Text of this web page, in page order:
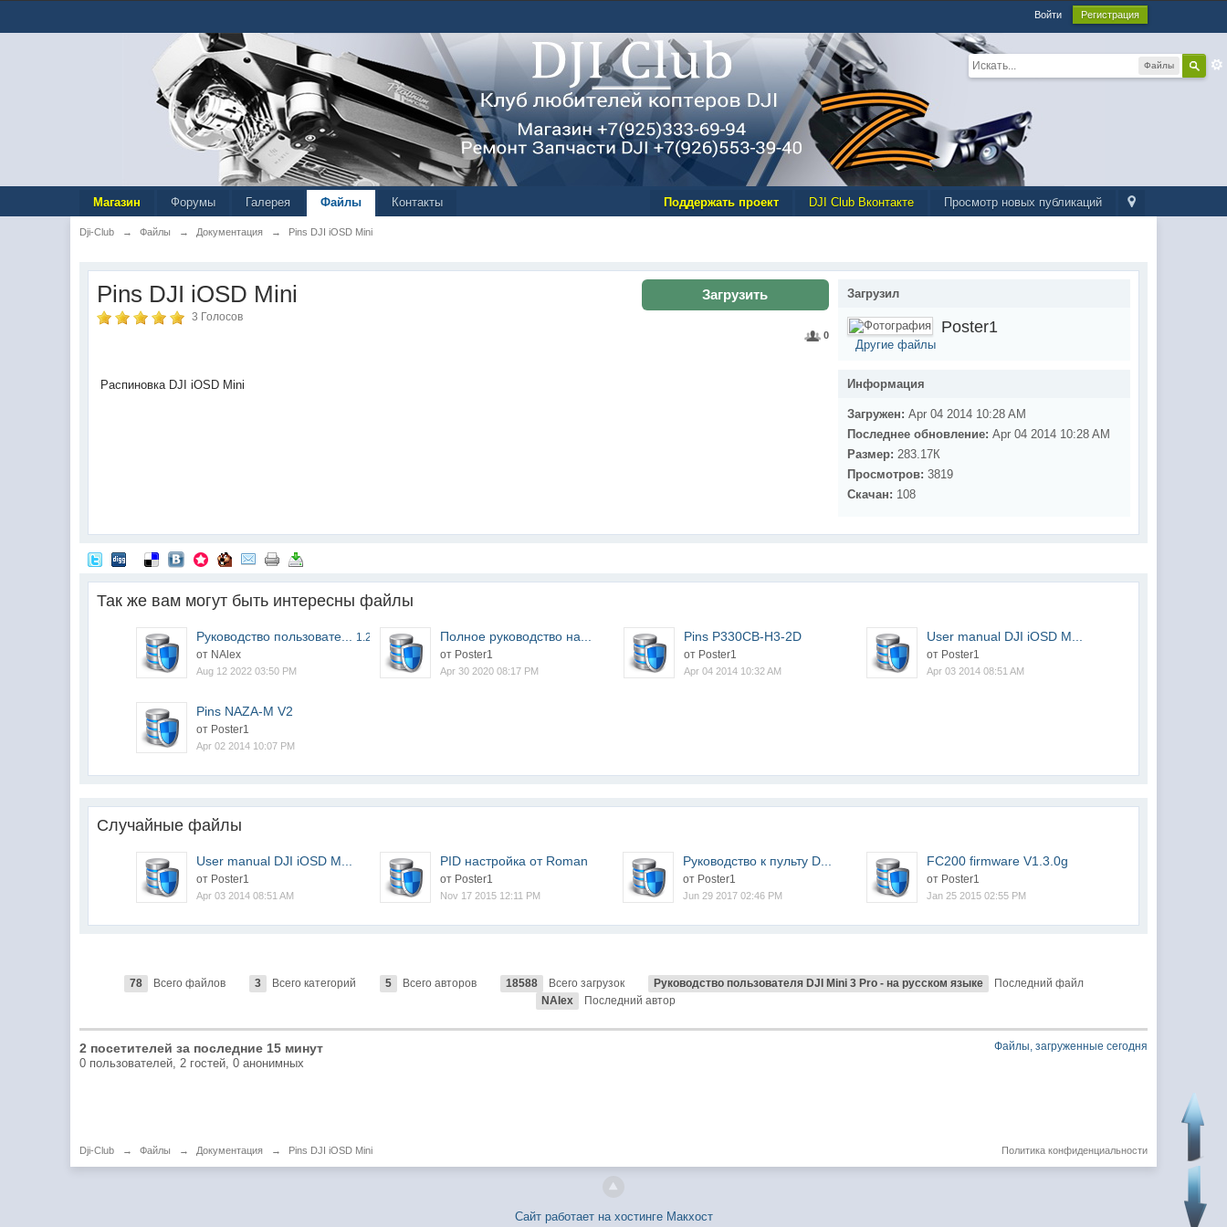
Войти Регистрация
Файлы
Просмотр новых публикаций
DJI Club Вконтакте
Поддержать проект
Магазин Форумы Галерея Файлы Контакты
Dji-Club → Файлы → Документация → Pins DJI iOSD Mini
Загрузил
Poster1
Другие файлы
Информация
Загружен: Apr 04 2014 10:28 AM
Последнее обновление: Apr 04 2014 10:28 AM
Размер: 283.17К
Просмотров: 3819
Скачан: 108
Загрузить
Pins DJI iOSD Mini
3 Голосов
0
Распиновка DJI iOSD Mini
Так же вам могут быть интересны файлы
Руководство пользовате...
1.2
от NAlex
Aug 12 2022 03:50 PM
Полное руководство на...
от Poster1
Apr 30 2020 08:17 PM
Pins P330CB-H3-2D
от Poster1
Apr 04 2014 10:32 AM
User manual DJI iOSD M...
от Poster1
Apr 03 2014 08:51 AM
Pins NAZA-M V2
от Poster1
Apr 02 2014 10:07 PM
Случайные файлы
User manual DJI iOSD M...
от Poster1
Apr 03 2014 08:51 AM
PID настройка от Roman
от Poster1
Nov 17 2015 12:11 PM
Руководство к пульту D...
от Poster1
Jun 29 2017 02:46 PM
FC200 firmware V1.3.0g
от Poster1
Jan 25 2015 02:55 PM
78 Всего файлов 3 Всего категорий 5 Всего авторов 18588 Всего загрузок Руководство пользователя DJI Mini 3 Pro - на русском языке
Последний файл
NAlex
Последний автор
Файлы, загруженные сегодня
2 посетителей за последние 15 минут
0 пользователей, 2 гостей, 0 анонимных
Dji-Club → Файлы → Документация → Pins DJI iOSD Mini Политика конфиденциальности
Сайт работает на хостинге Макхост